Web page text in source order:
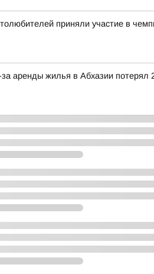
приняли участие в
аренды жилья в Абхазии потерял